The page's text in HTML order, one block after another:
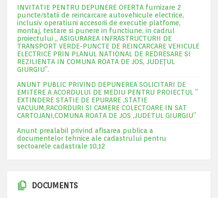
INVITATIE PENTRU DEPUNERE OFERTA furnizare 2
puncte/statii de reincarcare autovehicule electrice,
inclusiv operatiuni accesorii de executie platfome,
montaj, testare si punere in functiune, in cadrul
proiectului „ ASIGURAREA INFRASTRUCTURII DE
TRANSPORT VERDE-PUNCTE DE REINCARCARE VEHICULE
ELECTRICE PRIN PLANUL NATIONAL DE REDRESARE SI
REZILIENTA IN COMUNA ROATA DE JOS, JUDEŢUL
GIURGIU”.
ANUNT PUBLIC PRIVIND DEPUNEREA SOLICITARI DE
EMITERE A ACORDULUI DE MEDIU PENTRU PROIECTUL ”
EXTINDERE STATIE DE EPURARE ,STATIE
VACUUM,RACORDURI SI CAMERE COLECTOARE IN SAT
CARTOJANI,COMUNA ROATA DE JOS ,JUDETUL GIURGIU”
Anunt prealabil privind afisarea publica a
documentelor tehnice ale cadastrului pentru
sectoarele cadastrale 10,12
DOCUMENTS